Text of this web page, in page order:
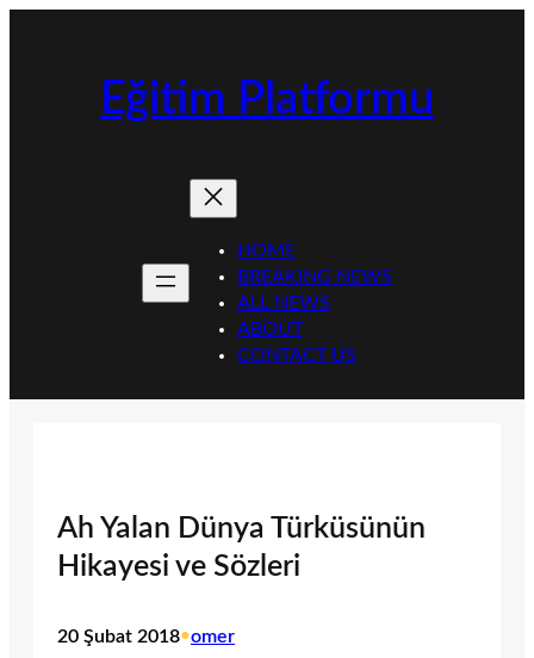
Eğitim Platformu
HOME
BREAKING NEWS
ALL NEWS
ABOUT
CONTACT US
Ah Yalan Dünya Türküsünün
Hikayesi ve Sözleri
20 Şubat 2018•omer